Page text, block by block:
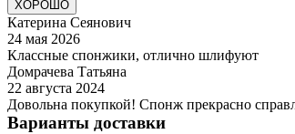
ХОРОШО
Катерина Сеянович
24 мая 2026
Классные спонжики, отлично шлифуют
Домрачева Татьяна
22 августа 2024
Довольна покупкой! Спонж прекрасно
Варианты доставки